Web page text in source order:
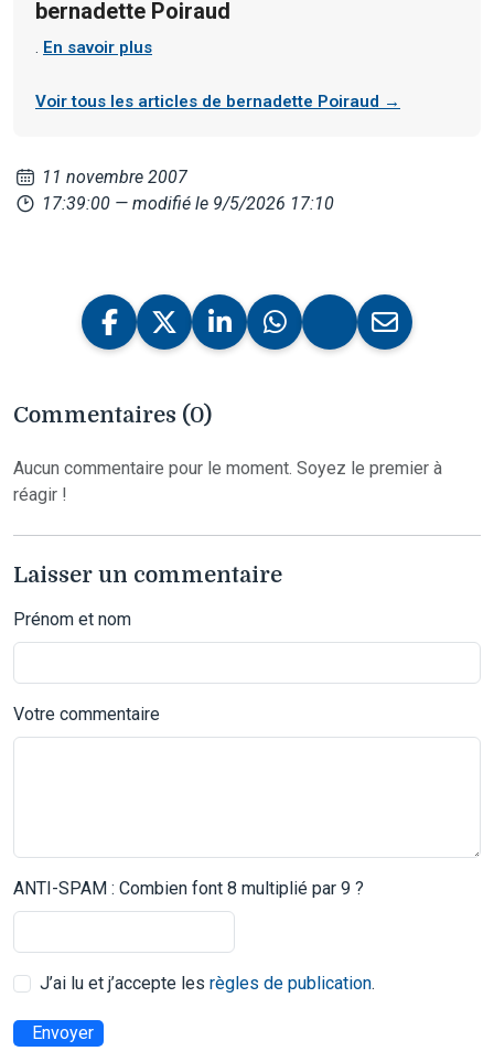
bernadette Poiraud
. En savoir plus
Voir tous les articles de bernadette Poiraud →
11 novembre 2007
17:39:00 — modifié le 9/5/2026 17:10
Commentaires (0)
Aucun commentaire pour le moment. Soyez le premier à
réagir !
Laisser un commentaire
Prénom et nom
Votre commentaire
ANTI-SPAM : Combien font 8 multiplié par 9 ?
J’ai lu et j’accepte les règles de publication.
Envoyer